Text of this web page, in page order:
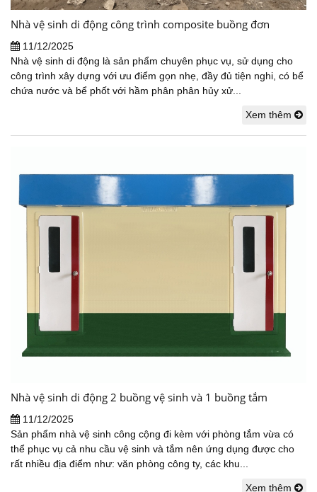
Nhà vệ sinh di động công trình composite buồng đơn
11/12/2025
Nhà vệ sinh di động là sản phẩm chuyên phục vụ, sử dụng cho
công trình xây dựng với ưu điểm gọn nhẹ, đầy đủ tiện nghi, có bể
chứa nước và bể phốt với hầm phân phân hủy xử...
Xem thêm
Nhà vệ sinh di động 2 buồng vệ sinh và 1 buồng tắm
11/12/2025
Sản phẩm nhà vệ sinh công cộng đi kèm với phòng tắm vừa có
thể phục vụ cả nhu cầu vệ sinh và tắm nên ứng dụng được cho
rất nhiều địa điểm như: văn phòng công ty, các khu...
Xem thêm